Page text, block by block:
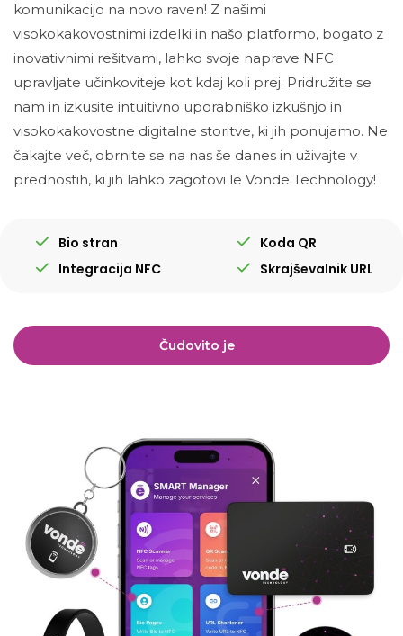
komunikacijo na novo raven! Z našimi
visokokakovostnimi izdelki in našo platformo, bogato z
inovativnimi rešitvami, lahko svoje naprave NFC
upravljate učinkoviteje kot kdaj koli prej. Pridružite se
nam in izkusite intuitivno uporabniško izkušnjo in
visokokakovostne digitalne storitve, ki jih ponujamo. Ne
čakajte več, obrnite se na nas še danes in uživajte v
prednostih, ki jih lahko zagotovi le Vonde Technology!
Bio stran
Integracija NFC
Koda QR
Skrajševalnik URL
Čudovito je